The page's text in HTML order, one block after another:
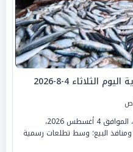
الثلاثاء 4-8-2026
شهدت «أسعار الأسماك» اليوم الثلاثاء، الموافق 4 أغسطس 2026،
البيع؛ وسط تطلعات رسمية